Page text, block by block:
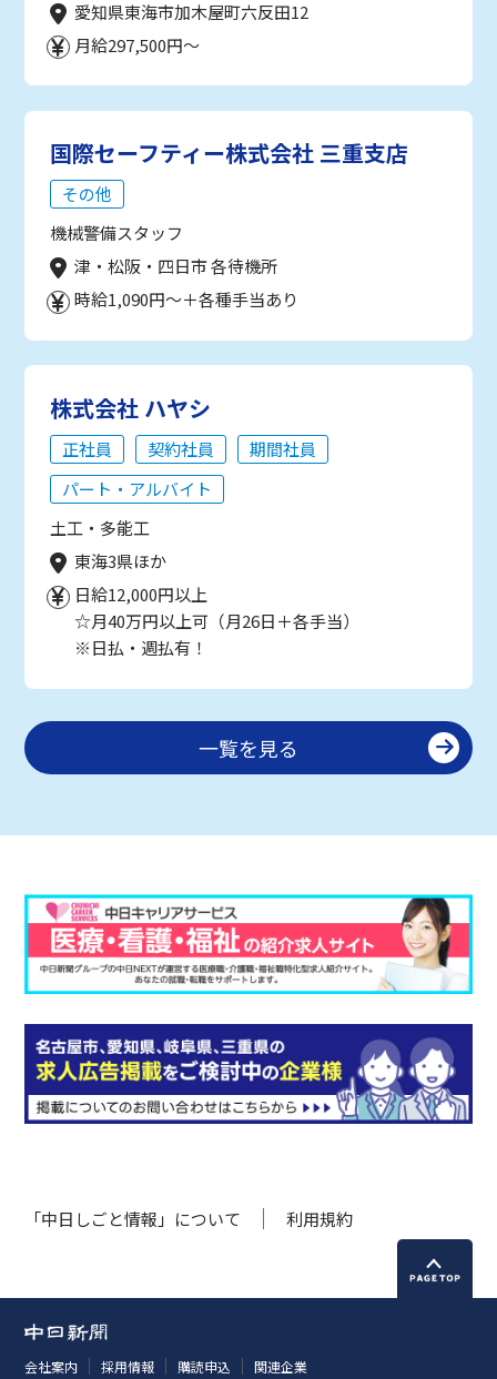
愛知県東海市加木屋町六反田12
月給297,500円～
国際セーフティー株式会社 三重支店
その他
機械警備スタッフ
津・松阪・四日市 各待機所
時給1,090円～＋各種手当あり
株式会社 ハヤシ
正社員 契約社員
期間社員
パート・アルバイト
土工・多能工
東海3県ほか
日給12,000円以上
☆月40万円以上可（月26日＋各手当）
※日払・週払有！
一覧を見る
「中日しごと情報」について 利用規約
会社案内 採用情報 購読申込 関連企業